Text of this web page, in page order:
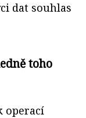
dat souhlas
toho
operací